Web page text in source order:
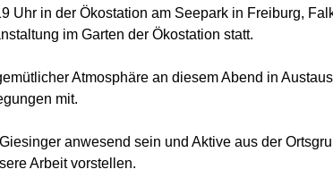
Uhr in der Ökostation am Seepark in Freiburg,
im Garten der Ökostation statt.
Atmosphäre an diesem Abend in
mit.
anwesend sein und Aktive aus der
Arbeit vorstellen.